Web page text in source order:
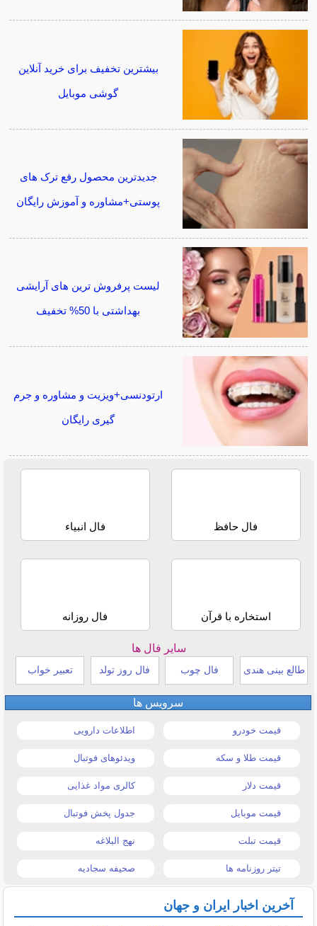
بیشترین تخفیف برای خرید آنلاین
گوشی موبایل
جدیدترین محصول رفع ترک های
پوستی+مشاوره و آموزش رایگان
لیست پرفروش ترین های آرایشی
بهداشتی با 50% تخفیف
ارتودنسی+ویزیت و مشاوره و جرم
گیری رایگان
فال حافظ فال انبیاء
استخاره با قرآن فال روزانه
سایر فال ها
طالع بینی هندی فال چوب فال روز تولد تعبیر خواب
سرویس ها
قیمت خودرو اطلاعات دارویی
قیمت طلا و سکه ویدئوهای فوتبال
قیمت دلار کالری مواد غذایی
قیمت موبایل جدول پخش فوتبال
قیمت تبلت نهج البلاغه
تیتر روزنامه ها صحیفه سجادیه
آخرین اخبار ایران و جهان